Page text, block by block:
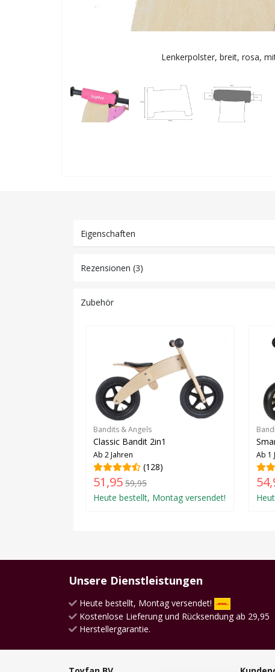
Lenkerpolster, breit, rosa,
Eigenschaften
Rezensionen (3)
Zubehör
Bandits & Angels
Classic Bandit 2in1
Ab 2 Jahren
(128)
51,95 59,95
Heute bestellt, Montag versendet!
Ab 1
Unsere Dienstleistungen
Heute bestellt, Montag versendet!
Kostenlose Lieferung und Rücksendung ab 29,95
Herstellergarantie.